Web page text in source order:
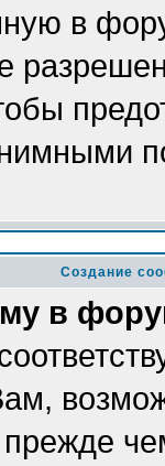
в
Создание
в
прежде